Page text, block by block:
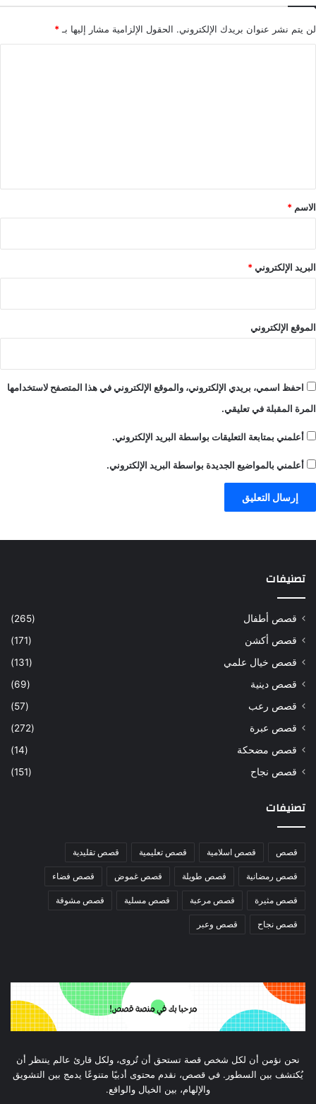
لن يتم نشر عنوان بريدك الإلكتروني. الحقول الإلزامية مشار إليها بـ*
*
الاسم *
البريد الإلكتروني*
الموقع الإلكتروني
احفظ اسمي، بريدي الإلكتروني، والموقع الإلكتروني في هذا المتصفح لاستخدامها
المرة المقبلة في تعليقي.
أعلمني بمتابعة التعليقات بواسطة البريد الإلكتروني.
أعلمني بالمواضيع الجديدة بواسطة البريد الإلكتروني.
تصنيفات
قصص أطفال
(265)
قصص أكشن
(171)
قصص خيال علمي
(131)
قصص دينية
(69)
قصص رعب
(57)
قصص عبرة
(272)
قصص مضحكة
(14)
قصص نجاح
(151)
تصنيفات
قصص قصص اسلامية قصص تعليمية قصص تقليدية
قصص رمضانية قصص طويلة قصص غموض قصص فضاء
قصص مثيرة قصص مرعبة قصص مسلية قصص مشوقة
قصص نجاح قصص وعبر
نحن نؤمن أن لكل شخص قصة تستحق أن تُروى، ولكل قارئ عالم ينتظر أن
يُكتشف بين السطور. في قصص، نقدم محتوى أدبيًا متنوعًا يدمج بين التشويق
والإلهام، بين الخيال والواقع.